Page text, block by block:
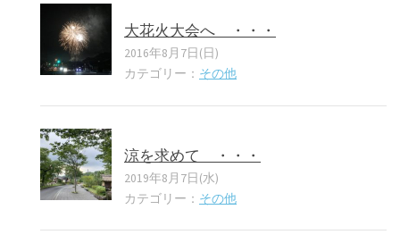
大花火大会へ ・・・
2016年8月7日(日)
カテゴリー： その他
涼を求めて ・・・
2019年8月7日(水)
カテゴリー： その他